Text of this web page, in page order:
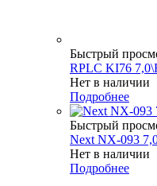
Быстрый
RPLC KI76
Нет в наличии
Подробнее
Быстрый
Next NX-093
Нет в наличии
Подробнее